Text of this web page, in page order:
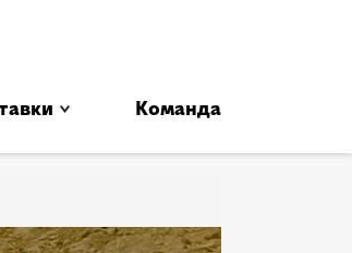
Команда